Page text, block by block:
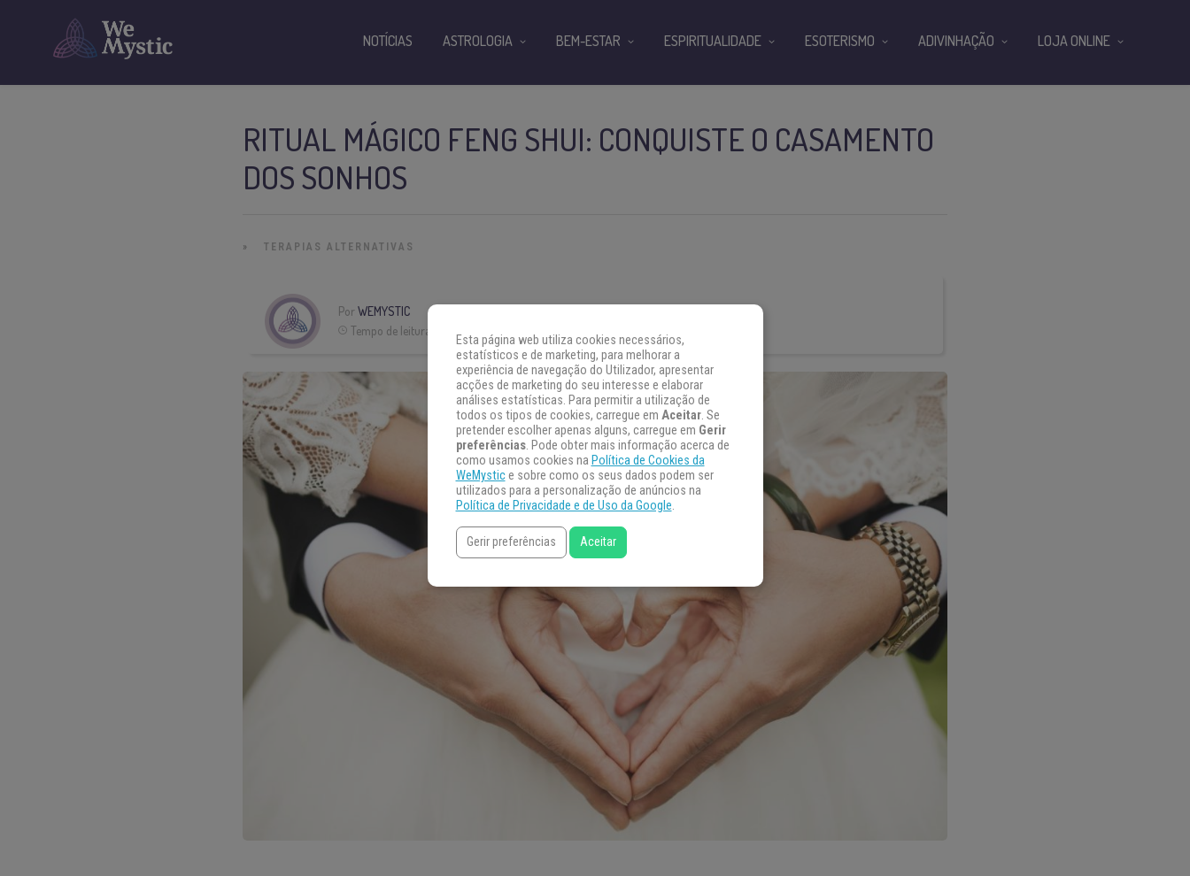
RITUAL MÁGICO FENG SHUI: CONQUISTE O CASAMENTO
DOS SONHOS
» TERAPIAS ALTERNATIVAS
PorWEMYSTIC
Tempo de leitura:
NOTÍCIAS ASTROLOGIA BEM-ESTAR ESPIRITUALIDADE ESOTERISMO ADIVINHAÇÃO LOJA ONLINE
Esta página web utiliza cookies necessários,
estatísticos e de marketing, para melhorar a
experiência de navegação do Utilizador, apresentar
acções de marketing do seu interesse e elaborar
análises estatísticas. Para permitir a utilização de
todos os tipos de cookies, carregue em Aceitar. Se
pretender escolher apenas alguns, carregue em Gerir
preferências. Pode obter mais informação acerca de
como usamos cookies na Política de Cookies da
WeMystice sobre como os seus dados podem ser
utilizados para a personalização de anúncios na
Política de Privacidade e de Uso da Google.
Gerir preferências Aceitar